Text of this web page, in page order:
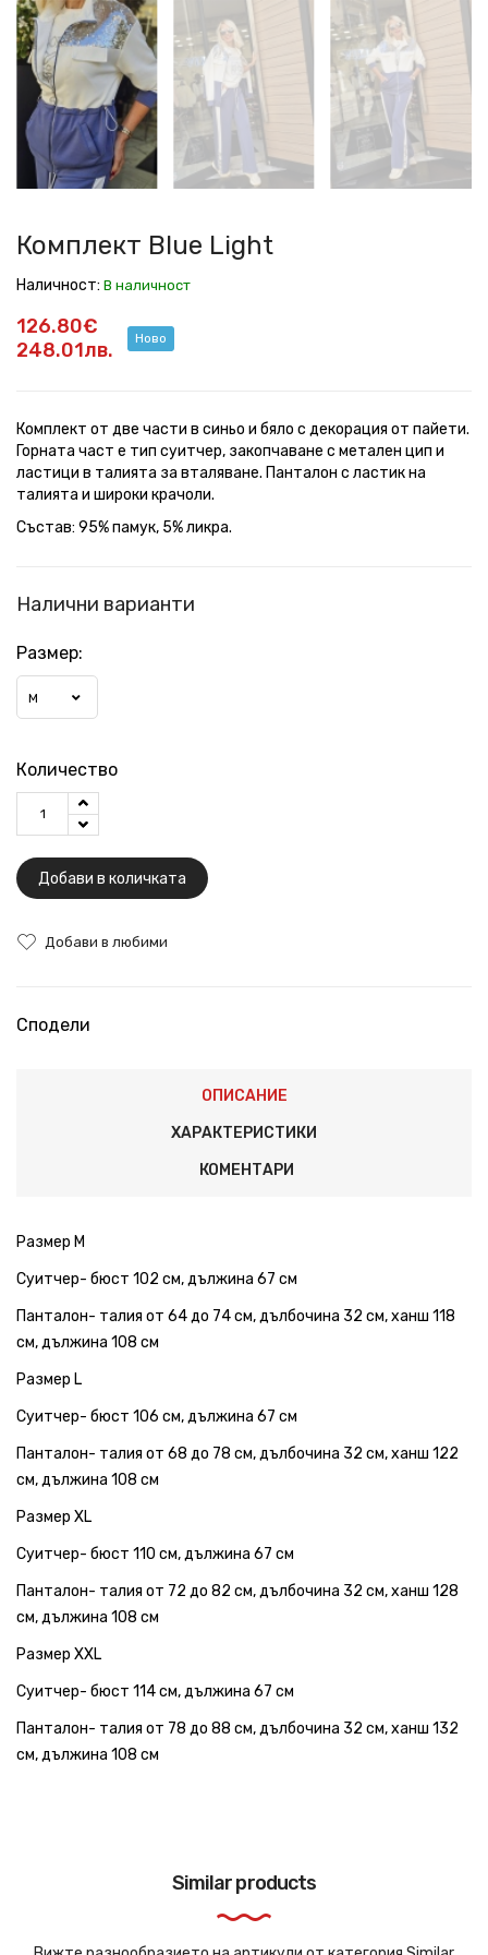
Blue
Light
Blue
Light
Blue
Light
Blue
Light
Blue
Light
Blue
Light
Blue
Light
Blue
Light
Blue
Light
Комплект Blue Light
Наличност: В наличност
126.80€
248.01лв.
Ново
Комплект от две части в синьо и бяло с декорация от пайети.
Горната част е тип суитчер, закопчаване с метален цип и
ластици в талията за вталяване. Панталон с ластик на
талията и широки крачоли.
Състав: 95% памук, 5% ликра.
Налични варианти
Размер:
M
Количество
Добави в количката
Добави в любими
Сподели
ОПИСАНИЕ
ХАРАКТЕРИСТИКИ
КОМЕНТАРИ
Размер M
Суитчер- бюст 102 см, дължина 67 см
Панталон- талия от 64 до 74 см, дълбочина 32 см, ханш 118
см, дължина 108 см
Размер L
Суитчер- бюст 106 см, дължина 67 см
Панталон- талия от 68 до 78 см, дълбочина 32 см, ханш 122
см, дължина 108 см
Размер XL
Суитчер- бюст 110 см, дължина 67 см
Панталон- талия от 72 до 82 см, дълбочина 32 см, ханш 128
см, дължина 108 см
Размер XXL
Суитчер- бюст 114 см, дължина 67 см
Панталон- талия от 78 до 88 см, дълбочина 32 см, ханш 132
см, дължина 108 см
Similar products